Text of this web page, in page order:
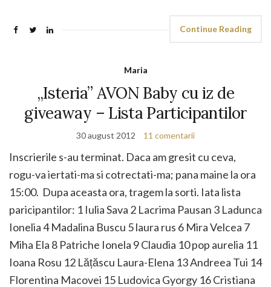
Continue Reading
Maria
„Isteria” AVON Baby cu iz de
giveaway – Lista Participantilor
30 august 2012 11 comentarii
Inscrierile s-au terminat. Daca am gresit cu ceva,
rogu-va iertati-ma si cotrectati-ma; pana maine la ora
15:00. Dupa aceasta ora, tragem la sorti. Iata lista
paricipantilor: 1 Iulia Sava 2 Lacrima Pausan 3 Ladunca
Ionelia 4 Madalina Buscu 5 laura rus 6 Mira Velcea 7
Miha Ela 8 Patriche Ionela 9 Claudia 10 pop aurelia 11
Ioana Rosu 12 Lățăscu Laura-Elena 13 Andreea Tui 14
Florentina Macovei 15 Ludovica Gyorgy 16 Cristiana